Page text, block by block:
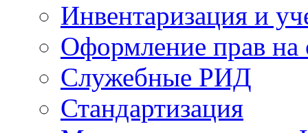
Инвентаризация и
Оформление прав
Служебные РИД
Стандартизация